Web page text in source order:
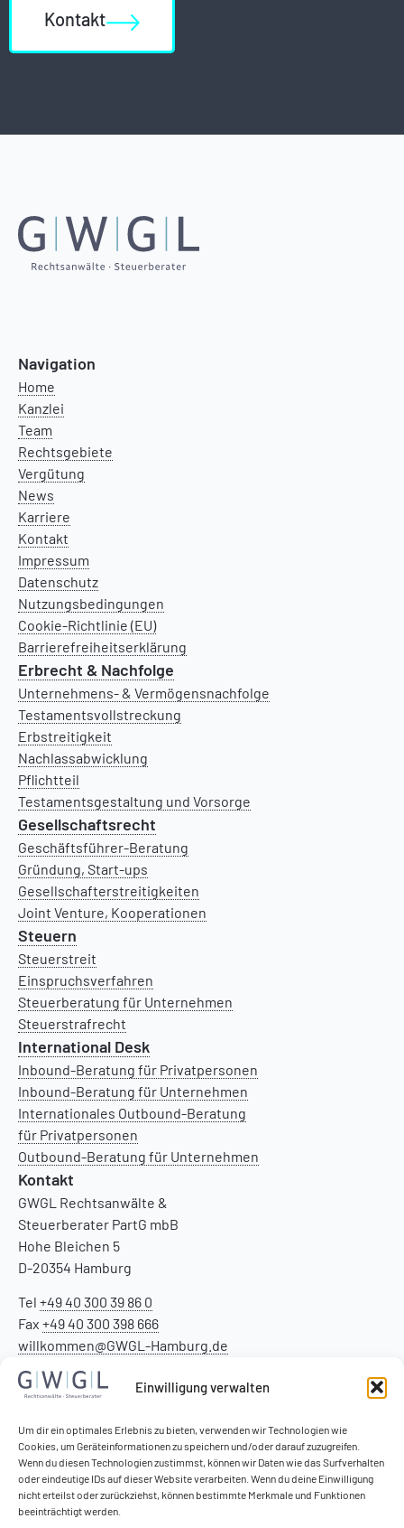
Einwilligung verwalten
Um dir ein optimales Erlebnis zu bieten, verwenden wir Technologien wie
Cookies, um Geräteinformationen zu speichern und/oder darauf zuzugreifen.
Wenn du diesen Technologien zustimmst, können wir Daten wie das Surfverhalten
oder eindeutige IDs auf dieser Website verarbeiten. Wenn du deine Einwilligung
nicht erteilst oder zurückziehst, können bestimmte Merkmale und Funktionen
beeinträchtigt werden.
Kontakt
Navigation
Home
Kanzlei
Team
Rechtsgebiete
Vergütung
News
Karriere
Kontakt
Impressum
Datenschutz
Nutzungsbedingungen
Cookie-Richtlinie (EU)
Barrierefreiheitserklärung
Erbrecht & Nachfolge
Unternehmens- & Vermögensnachfolge
Testamentsvollstreckung
Erbstreitigkeit
Nachlassabwicklung
Pflichtteil
Testamentsgestaltung und Vorsorge
Gesellschaftsrecht
Geschäftsführer-Beratung
Gründung, Start-ups
Gesellschafterstreitigkeiten
Joint Venture, Kooperationen
Steuern
Steuerstreit
Einspruchsverfahren
Steuerberatung für Unternehmen
Steuerstrafrecht
International Desk
Inbound-Beratung für Privatpersonen
Inbound-Beratung für Unternehmen
Internationales Outbound-Beratung
für Privatpersonen
Outbound-Beratung für Unternehmen
Kontakt
GWGL Rechtsanwälte &
Steuerberater PartG mbB
Hohe Bleichen 5
D-20354 Hamburg
Tel +49 40 300 39 86 0
Fax +49 40 300 398 666
willkommen@GWGL-Hamburg.de